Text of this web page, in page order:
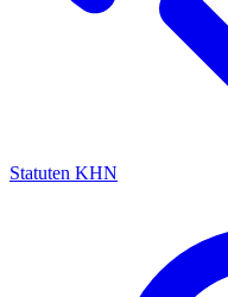
Statuten KHN